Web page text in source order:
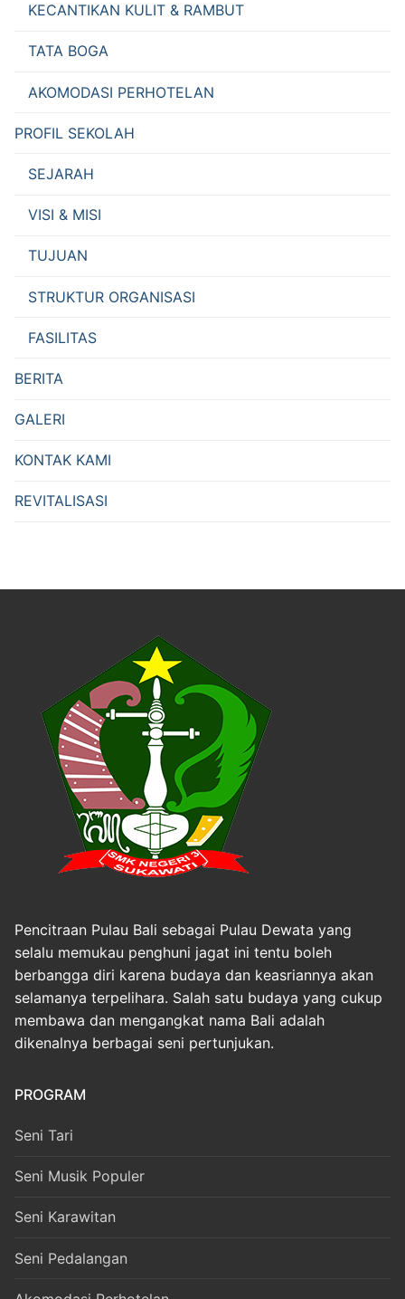
KECANTIKAN KULIT & RAMBUT
TATA BOGA
AKOMODASI PERHOTELAN
PROFIL SEKOLAH
SEJARAH
VISI & MISI
TUJUAN
STRUKTUR ORGANISASI
FASILITAS
BERITA
GALERI
KONTAK KAMI
REVITALISASI
Pencitraan Pulau Bali sebagai Pulau Dewata yang
selalu memukau penghuni jagat ini tentu boleh
berbangga diri karena budaya dan keasriannya akan
selamanya terpelihara. Salah satu budaya yang cukup
membawa dan mengangkat nama Bali adalah
dikenalnya berbagai seni pertunjukan.
PROGRAM
Seni Tari
Seni Musik Populer
Seni Karawitan
Seni Pedalangan